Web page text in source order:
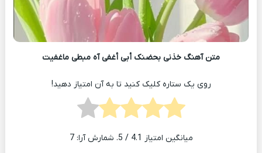
متن آهنگ خذنی بحضنک أبی أغفی آه مبطی ماغفیت
روی یک ستاره کلیک کنید تا به آن امتیاز دهید!
میانگین امتیاز 4.1 / 5. شمارش آرا: 7